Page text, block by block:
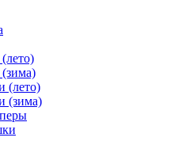
(лето)
(зима)